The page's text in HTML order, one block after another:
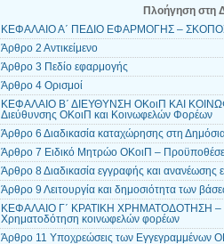
Πλοήγηση στη
ΚΕΦΑΛΑΙΟ Α΄ ΠΕΔΙΟ ΕΦΑΡΜΟΓΗΣ –
Άρθρο 2 Αντικείμενο
Άρθρο 3 Πεδίο εφαρμογής
Άρθρο 4 Ορισμοί
ΚΕΦΑΛΑΙΟ Β΄ ΔΙΕΥΘΥΝΣΗ ΟΚοιΠ ΚΑΙ
Διεύθυνσης ΟΚοιΠ και Κοινωφελών Φορέων
Άρθρο 6 Διαδικασία καταχώρησης στη
Άρθρο 7 Ειδικό Μητρώο ΟΚοιΠ –
Άρθρο 8 Διαδικασία εγγραφής και
Άρθρο 9 Λειτουργία και δημοσιότητα των
ΚΕΦΑΛΑΙΟ Γ΄ ΚΡΑΤΙΚΗ ΧΡΗΜΑΤΟΔΟΤΗΣΗ
Χρηματοδότηση κοινωφελών φορέων
Άρθρο 11 Υποχρεώσεις των Εγγεγραμμένων